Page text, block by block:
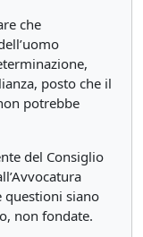
che
posto che il
potrebbe
del Consiglio
questioni siano
non fondate.